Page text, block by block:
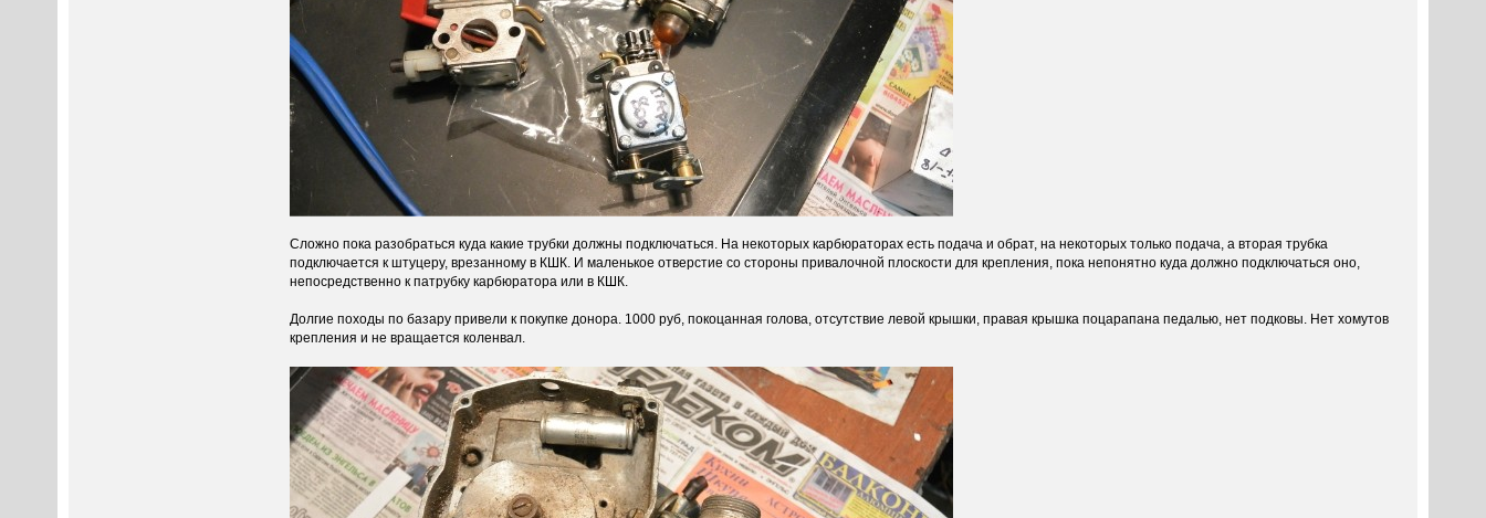
Сложно пока разобраться куда какие трубки должны подключаться. На некоторых карбюраторах есть подача и обрат, на некоторых только подача, а вторая трубка
подключается к штуцеру, врезанному в КШК. И маленькое отверстие со стороны привалочной плоскости для крепления, пока непонятно куда должно подключаться оно,
непосредственно к патрубку карбюратора или в КШК.
Долгие походы по базару привели к покупке донора. 1000 руб, покоцанная голова, отсутствие левой крышки, правая крышка поцарапана педалью, нет подковы. Нет хомутов
крепления и не вращается коленвал.